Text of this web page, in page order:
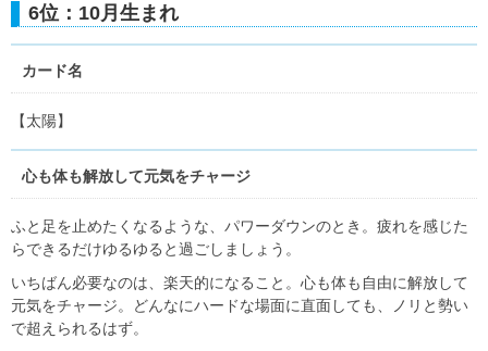
6位：10月生まれ
カード名
【太陽】
心も体も解放して元気をチャージ
ふと足を止めたくなるような、パワーダウンのとき。疲れを感じた
らできるだけゆるゆると過ごしましょう。
いちばん必要なのは、楽天的になること。心も体も自由に解放して
元気をチャージ。どんなにハードな場面に直面しても、ノリと勢い
で超えられるはず。